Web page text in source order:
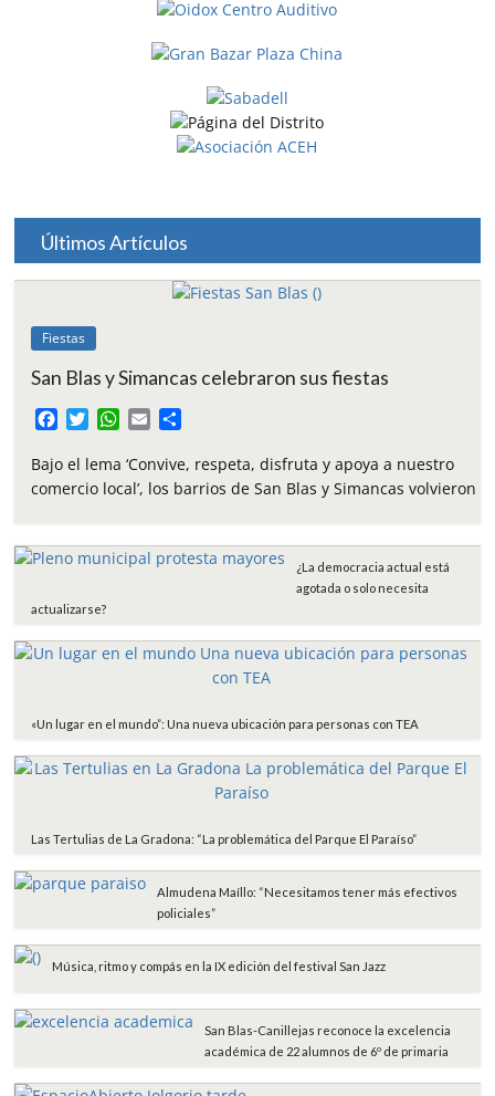
Últimos Artículos
Fiestas
San Blas y Simancas celebraron sus fiestas
c
e
o
i
t
r
W
a
t
p
p
a
i
m
p
t
Bajo el lema ‘Convive, respeta, disfruta y apoya a nuestro
comercio local’, los barrios de San Blas y Simancas volvieron
¿La democracia actual está
agotada o solo necesita
actualizarse?
«Un lugar en el mundo”: Una nueva ubicación para personas con TEA
Las Tertulias de La Gradona: “La problemática del Parque El Paraíso”
Almudena Maíllo: “Necesitamos tener más efectivos
policiales”
Música, ritmo y compás en la IX edición del festival San Jazz
San Blas-Canillejas reconoce la excelencia
académica de 22 alumnos de 6º de primaria